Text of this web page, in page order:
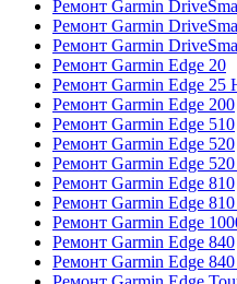
Ремонт Garmin
Ремонт Garmin
Ремонт Garmin
Ремонт Garmin Edge 20
Ремонт Garmin Edge 25
Ремонт Garmin Edge 200
Ремонт Garmin Edge 510
Ремонт Garmin Edge 520
Ремонт Garmin Edge
Ремонт Garmin Edge 810
Ремонт Garmin Edge
Ремонт Garmin Edge
Ремонт Garmin Edge 840
Ремонт Garmin Edge